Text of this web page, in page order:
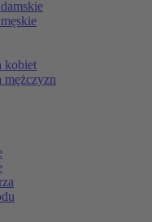
kobiet
mężczyzn